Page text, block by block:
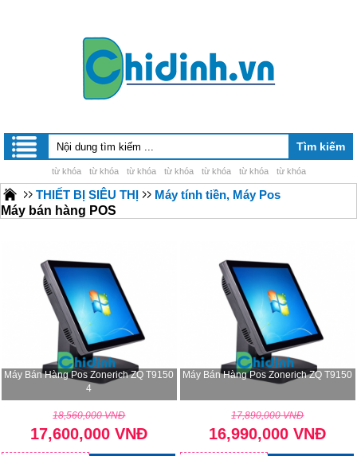
từ khóa từ khóa từ khóa từ khóa từ khóa từ khóa từ khóa
THIẾT BỊ SIÊU THỊ
Máy tính tiền, Máy Pos
Máy bán hàng POS
Máy Bán Hàng Pos Zonerich ZQ T9150
4
18,560,000 VNĐ
17,600,000 VNĐ
Máy Bán Hàng Pos Zonerich ZQ T9150
17,890,000 VNĐ
16,990,000 VNĐ